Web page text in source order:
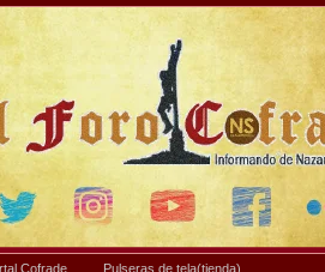
Cofrade Pulseras de tela(tienda)